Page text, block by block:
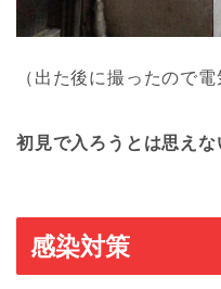
（出た後に撮ったので電
初見で入ろうとは思え
感染対策